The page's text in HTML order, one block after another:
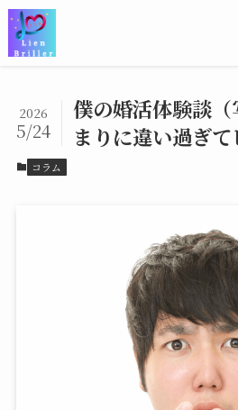
僕の婚活体験談
まりに違い過ぎて
2026
5/24
コラム